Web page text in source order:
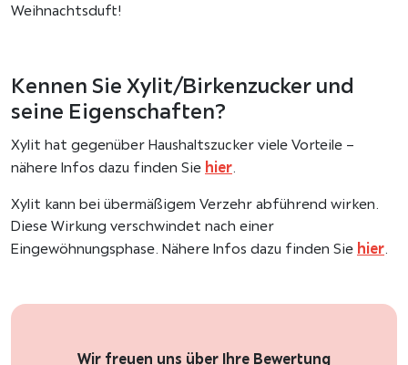
Weihnachtsduft!
Kennen Sie Xylit/Birkenzucker und
seine Eigenschaften?
Xylit hat gegenüber Haushaltszucker viele Vorteile –
nähere Infos dazu finden Sie hier.
Xylit kann bei übermäßigem Verzehr abführend wirken.
Diese Wirkung verschwindet nach einer
Eingewöhnungsphase. Nähere Infos dazu finden Sie hier.
Wir freuen uns über Ihre Bewertung